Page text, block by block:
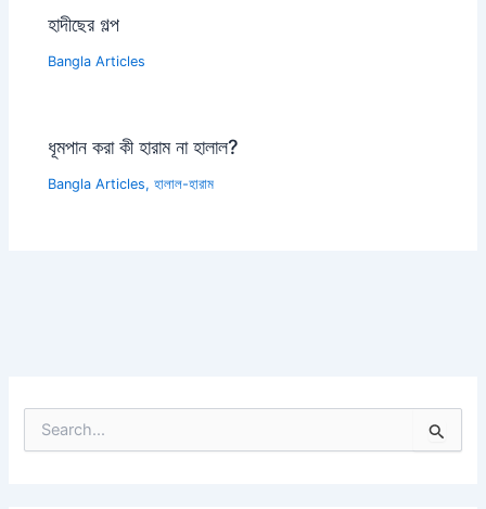
হাদীছের গল্প
Bangla Articles
ধূমপান করা কী হারাম না হালাল?
Bangla Articles,হালাল-হারাম
e